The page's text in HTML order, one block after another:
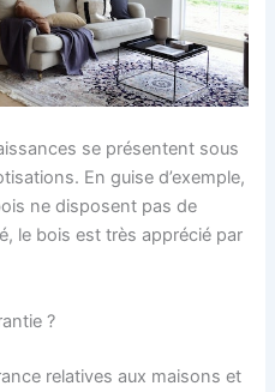
se présentent sous
En guise d’exemple,
ne disposent pas de
le bois est très apprécié par
?
relatives aux maisons et